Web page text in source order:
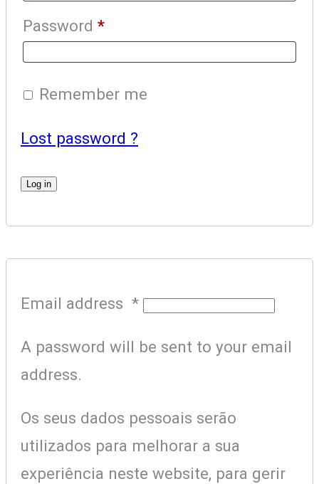
Password *
Remember me
Lost password ?
Log in
Email address *
A password will be sent to your email
address.
Os seus dados pessoais serão
utilizados para melhorar a sua
experiência neste website, para gerir